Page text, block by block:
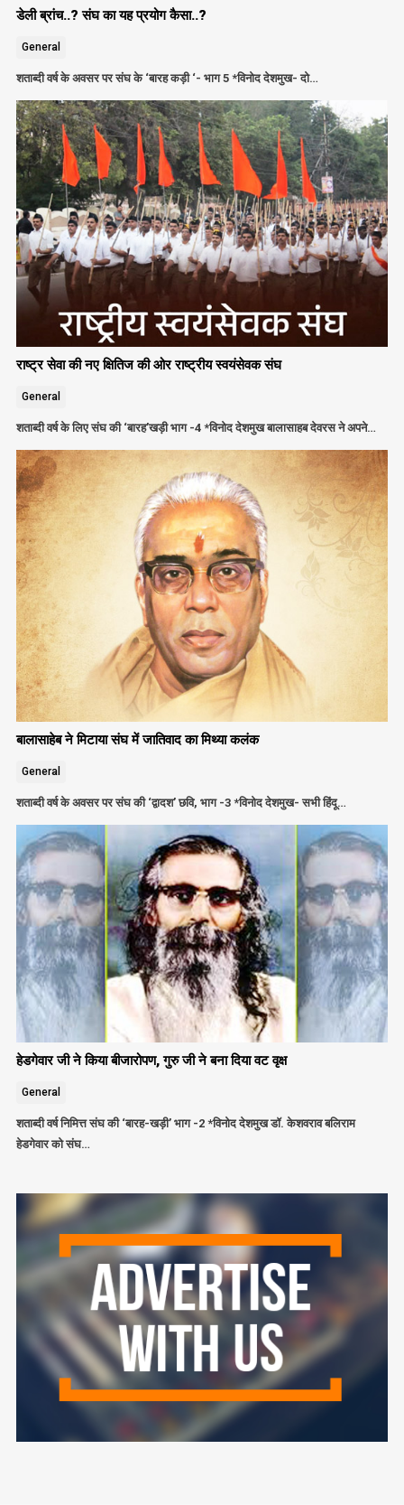
डेली ब्रांच..? संघ का यह प्रयोग कैसा..?
General
शताब्दी वर्ष के अवसर पर संघ के ‘बारह कड़ी ‘- भाग 5 *विनोद देशमुख- दो…
राष्ट्र सेवा की नए क्षितिज की ओर राष्ट्रीय स्वयंसेवक संघ
General
शताब्दी वर्ष के लिए संघ की ‘बारह’खड़ी भाग -4 *विनोद देशमुख बालासाहब देवरस ने अपने…
बालासाहेब ने मिटाया संघ में जातिवाद का मिथ्या कलंक
General
शताब्दी वर्ष के अवसर पर संघ की ‘द्वादश’ छवि, भाग -3 *विनोद देशमुख- सभी हिंदू…
हेडगेवार जी ने किया बीजारोपण, गुरु जी ने बना दिया वट वृक्ष
General
शताब्दी वर्ष निमित्त संघ की ‘बारह-खड़ी’ भाग -2 *विनोद देशमुख डॉ. केशवराव बलिराम
हेडगेवार को संघ…